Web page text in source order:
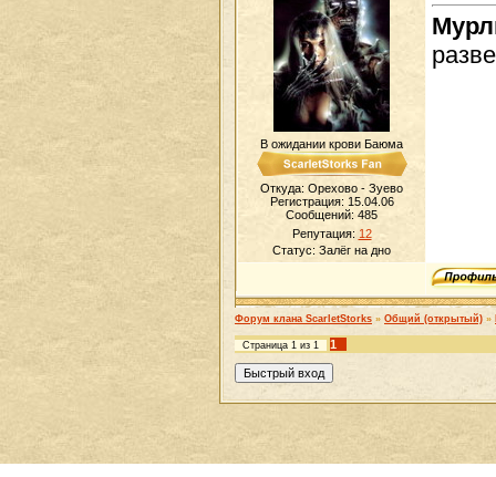
В ожидании крови Баюма
Откуда: Орехово - Зуево
Регистрация: 15.04.06
Сообщений: 485
Репутация: 12
Статус: Залёг на дно
Форум клана ScarletStorks » Общий (открытый) »
Страница 1 из 1 1